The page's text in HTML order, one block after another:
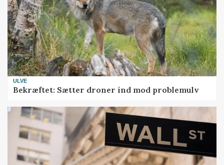
ULVE
Bekræftet: Sætter droner ind mod problemulv